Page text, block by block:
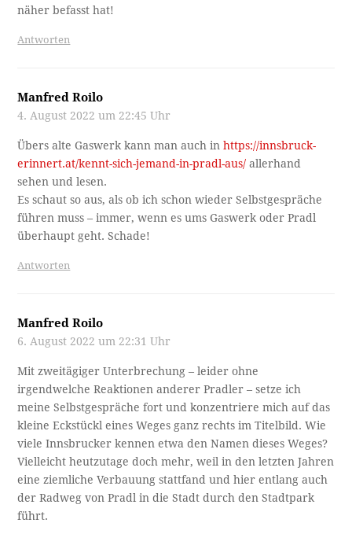
näher befasst hat!
Antworten
Manfred Roilo
4. August 2022 um 22:45 Uhr
Übers alte Gaswerk kann man auch inhttps://innsbruck-
erinnert.at/kennt-sich-jemand-in-pradl-aus/ allerhand
sehen und lesen.
Es schaut so aus, als ob ich schon wieder Selbstgespräche
führen muss – immer, wenn es ums Gaswerk oder Pradl
überhaupt geht. Schade!
Antworten
Manfred Roilo
6. August 2022 um 22:31 Uhr
Mit zweitägiger Unterbrechung – leider ohne
irgendwelche Reaktionen anderer Pradler – setze ich
meine Selbstgespräche fort und konzentriere mich auf das
kleine Eckstückl eines Weges ganz rechts im Titelbild. Wie
viele Innsbrucker kennen etwa den Namen dieses Weges?
Vielleicht heutzutage doch mehr, weil in den letzten Jahren
eine ziemliche Verbauung stattfand und hier entlang auch
der Radweg von Pradl in die Stadt durch den Stadtpark
führt.